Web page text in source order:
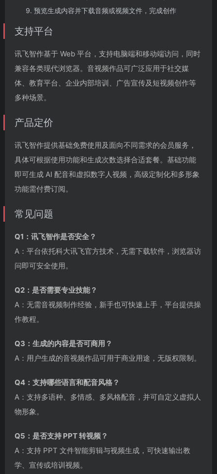
预览生成内容并下载音频或视频文件，完成创作
支持平台
讯飞智作基于 Web 平台，支持电脑端和移动端访问，同时
兼容各类现代浏览器。音视频作品可广泛应用于社交媒
体、教育平台、企业内部培训、广告宣传及短视频创作等
多种场景。
产品定价
讯飞智作提供基础免费使用及面向不同需求的会员服务，
具体可根据使用功能和生成次数选择合适套餐。基础功能
即可生成 AI 配音和虚拟数字人视频，高级定制化和多形象
功能需付费订阅。
常见问题
Q1：讯飞智作是否安全？
A：平台依托科大讯飞官方技术，无需下载软件，浏览器访
问即可安全使用。
Q2：是否需要专业技能？
A：无需音视频制作经验，新手也可快速上手，平台提供操
作教程。
Q3：生成的内容是否可商用？
A：用户生成的音视频作品可用于商业用途，无版权限制。
Q4：支持哪些语言和配音风格？
A：支持多语种、多情感、多风格配音，并可自定义虚拟人
物形象。
Q5：是否支持 PPT 转视频？
A：支持 PPT 文件智能剪辑与视频生成，可快速输出教
学、宣传或培训视频。